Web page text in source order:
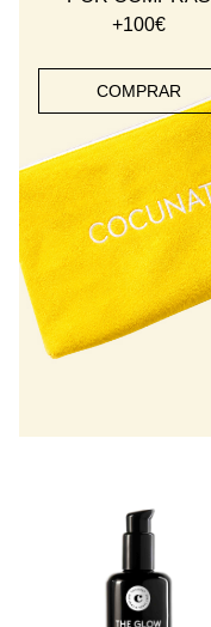
+100€
COMPRAR